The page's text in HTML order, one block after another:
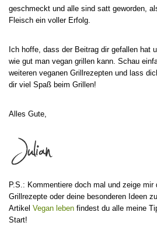
geschmeckt und alle sind satt geworden,
Fleisch ein voller Erfolg.
Ich hoffe, dass der Beitrag dir gefallen hat
wie gut man vegan grillen kann. Schau
weiteren veganen Grillrezepten und lass
dir viel Spaß beim Grillen!
Alles Gute,
P.S.: Kommentiere doch mal und zeige mir
Grillrezepte oder deine besonderen Ideen
Artikel Vegan leben findest du alle meine
Start!